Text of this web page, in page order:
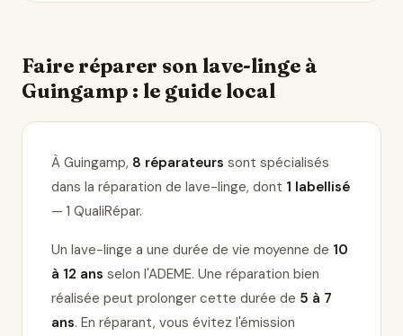
Faire réparer son lave-linge à
Guingamp : le guide local
À Guingamp, 8 réparateurs sont spécialisés
dans la réparation de lave-linge, dont 1 labellisé
— 1 QualiRépar.
Un lave-linge a une durée de vie moyenne de 10
à 12 ans selon l'ADEME. Une réparation bien
réalisée peut prolonger cette durée de 5 à 7
ans. En réparant, vous évitez l'émission